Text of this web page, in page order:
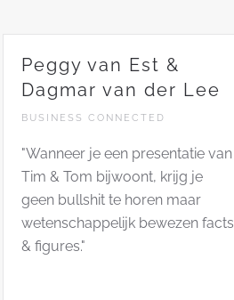
Peggy van Est &
Dagmar van der Lee
BUSINESS CONNECTED
"Wanneer je een presentatie van
Tim & Tom bijwoont, krijg je
geen bullshit te horen maar
wetenschappelijk bewezen facts
& figures."